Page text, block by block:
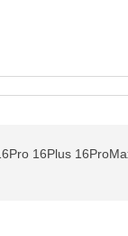
16Plus